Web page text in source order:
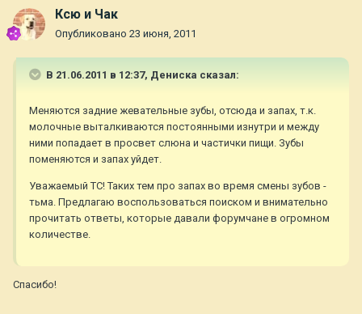
Ксю и Чак
Опубликовано 23 июня, 2011
В 21.06.2011 в 12:37, Дениска сказал:
Меняются задние жевательные зубы, отсюда и запах, т.к.
молочные выталкиваются постоянными изнутри и между
ними попадает в просвет слюна и частички пищи. Зубы
поменяются и запах уйдет.
Уважаемый ТС! Таких тем про запах во время смены зубов -
тьма. Предлагаю воспользоваться поиском и внимательно
прочитать ответы, которые давали форумчане в огромном
количестве.
Спасибо!